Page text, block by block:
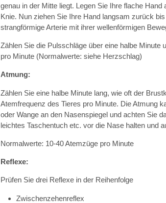
genau in der Mitte liegt. Legen Sie Ihre flache
Knie. Nun ziehen Sie Ihre Hand langsam zurück
strangförmige Arterie mit ihrer wellenförmigen
Zählen Sie die Pulsschläge über eine halbe Minute
pro Minute (Normalwerte: siehe Herzschlag)
Atmung:
Zählen Sie eine halbe Minute lang, wie oft der
Atemfrequenz des Tieres pro Minute. Die Atmung
oder Wange an den Nasenspiegel und achten Sie
leichtes Taschentuch etc. vor die Nase halten und
Normalwerte: 10-40 Atemzüge pro Minute
Reflexe:
Prüfen Sie drei Reflexe in der Reihenfolge
Zwischenzehenreflex